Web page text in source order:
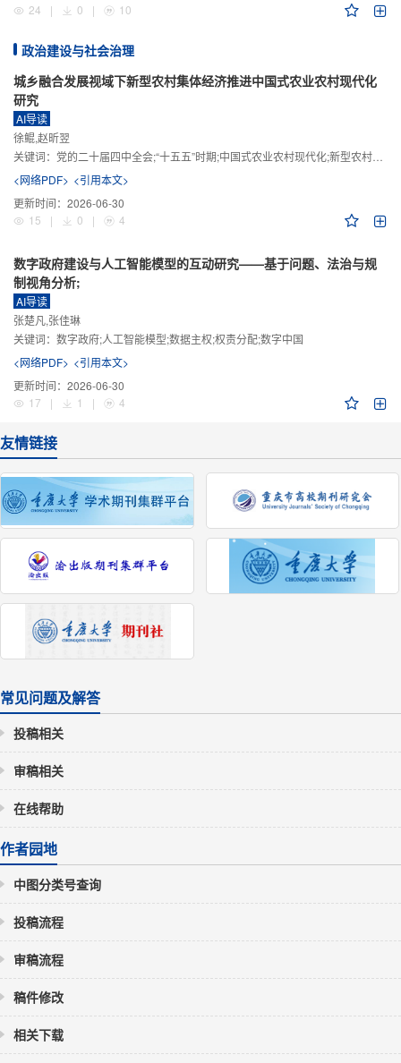
24
| 0 | 10
政治建设与社会治理
城乡融合发展视域下新型农村集体经济推进中国式农业农村现代化
研究
AI导读
徐鲲,赵昕翌
关键词： 党的二十届四中全会;“十五五”时期;中国式农业农村现代化;新型农村集体经济;城乡融合发展;新质生产力
<网络PDF> <引用本文>
更新时间： 2026-06-30
15
| 0 | 4
数字政府建设与人工智能模型的互动研究——基于问题、法治与规
制视角分析;
AI导读
张楚凡,张佳琳
关键词： 数字政府;人工智能模型;数据主权;权责分配;数字中国
<网络PDF> <引用本文>
更新时间： 2026-06-30
17
| 1 | 4
友情链接
常见问题及解答
投稿相关
审稿相关
在线帮助
作者园地
中图分类号查询
投稿流程
审稿流程
稿件修改
相关下载